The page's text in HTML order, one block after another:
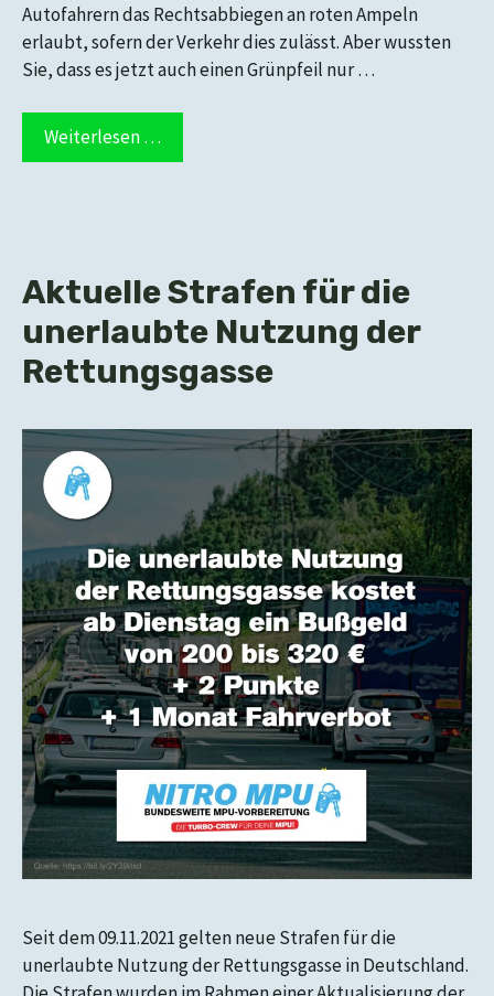
Autofahrern das Rechtsabbiegen an roten Ampeln
erlaubt, sofern der Verkehr dies zulässt. Aber wussten
Sie, dass es jetzt auch einen Grünpfeil nur …
Weiterlesen …
Aktuelle Strafen für die
unerlaubte Nutzung der
Rettungsgasse
Seit dem 09.11.2021 gelten neue Strafen für die
unerlaubte Nutzung der Rettungsgasse in Deutschland.